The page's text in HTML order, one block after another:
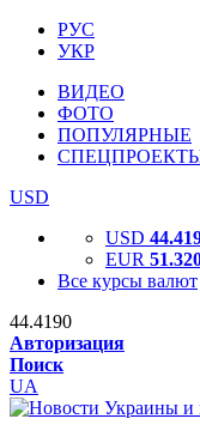
РУС
УКР
ВИДЕО
ФОТО
ПОПУЛЯРНЫЕ
USD
USD
EUR
Все курсы валют
44.4190
Авторизация
Поиск
UA